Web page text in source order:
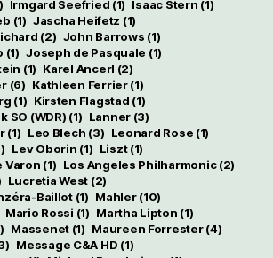
Irmgard Seefried (1) Isaac Stern (1)
(1) Jascha Heifetz (1)
(2) John Barrows (1)
(1) Joseph de Pasquale (1)
(1) Karel Ancerl (2)
(6) Kathleen Ferrier(1)
(1) Kirsten Flagstad (1)
SO (WDR) (1) Lanner (3)
(1) Leo Blech (3) Leonard Rose (1)
Lev Oborin (1) Liszt(1)
Varon (1) Los Angeles Philharmonic(2)
Lucretia West (2)
Baillot(1) Mahler(10)
Mario Rossi (1) Martha Lipton (1)
Massenet(1) Maureen Forrester(4)
Message C&A HD (1)